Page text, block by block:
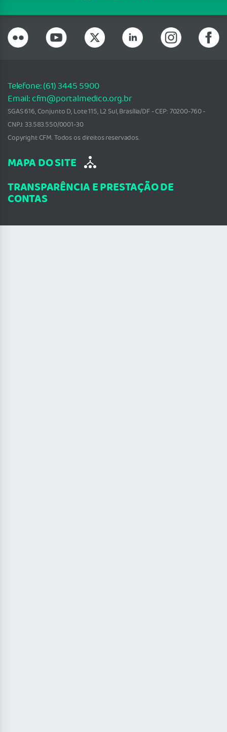
Telefone: (61) 3445 5900
Email: cfm@portalmedico.org.br
SGAS 616, Conjunto D, Lote 115, L2 Sul, Brasília/DF - CEP: 70200-760 -
CNPJ: 33.583.550/0001-30
Copyright CFM. Todos os direitos reservados.
MAPA DO SITE
TRANSPARÊNCIA E PRESTAÇÃO DE
CONTAS